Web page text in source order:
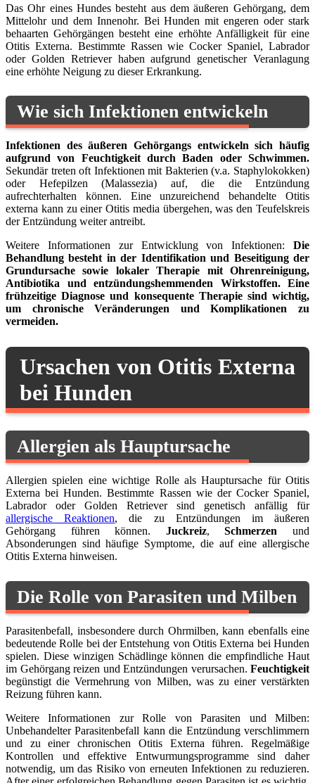
Das Ohr eines Hundes besteht aus dem äußeren Gehörgang, dem
Mittelohr und dem Innenohr. Bei Hunden mit engeren oder stark
behaarten Gehörgängen besteht eine erhöhte Anfälligkeit für eine
Otitis Externa. Bestimmte Rassen wie Cocker Spaniel, Labrador
oder Golden Retriever haben aufgrund genetischer Veranlagung
eine erhöhte Neigung zu dieser Erkrankung.
Wie sich Infektionen entwickeln
Infektionen des äußeren Gehörgangs entwickeln sich häufig
aufgrund von Feuchtigkeit durch Baden oder Schwimmen.
Sekundär treten oft Infektionen mit Bakterien (v.a. Staphylokokken)
oder Hefepilzen (Malassezia) auf, die die Entzündung
aufrechterhalten können. Eine unzureichend behandelte Otitis
externa kann zu einer Otitis media übergehen, was den Teufelskreis
der Entzündung weiter antreibt.
Weitere Informationen zur Entwicklung von Infektionen: Die
Behandlung besteht in der Identifikation und Beseitigung der
Grundursache sowie lokaler Therapie mit Ohrenreinigung,
Antibiotika und entzündungshemmenden Wirkstoffen. Eine
frühzeitige Diagnose und konsequente Therapie sind wichtig,
um chronische Veränderungen und Komplikationen zu
vermeiden.
Ursachen von Otitis Externa
bei Hunden
Allergien als Hauptursache
Allergien spielen eine wichtige Rolle als Hauptursache für Otitis
Externa bei Hunden. Bestimmte Rassen wie der Cocker Spaniel,
Labrador oder Golden Retriever sind genetisch anfällig für
allergische Reaktionen, die zu Entzündungen im äußeren
Gehörgang führen können. Juckreiz,Schmerzen und
Absonderungen sind häufige Symptome, die auf eine allergische
Otitis Externa hinweisen.
Die Rolle von Parasiten und Milben
Parasitenbefall, insbesondere durch Ohrmilben, kann ebenfalls eine
bedeutende Rolle bei der Entstehung von Otitis Externa bei Hunden
spielen. Diese winzigen Schädlinge können die empfindliche Haut
im Gehörgang reizen und Entzündungen verursachen. Feuchtigkeit
begünstigt die Vermehrung von Milben, was zu einer verstärkten
Reizung führen kann.
Weitere Informationen zur Rolle von Parasiten und Milben:
Unbehandelter Parasitenbefall kann die Entzündung verschlimmern
und zu einer chronischen Otitis Externa führen. Regelmäßige
Kontrollen und effektive Entwurmungsprogramme sind daher
notwendig, um das Risiko von erneuten Infektionen zu reduzieren.